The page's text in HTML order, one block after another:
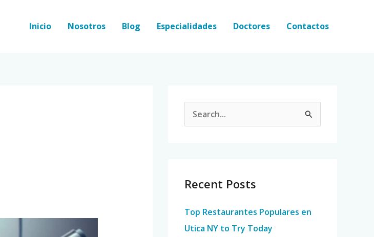
Inicio Nosotros Blog Especialidades Doctores Contactos
c
f
o
Recent Posts
Top Restaurantes Populares en
Utica NY to Try Today